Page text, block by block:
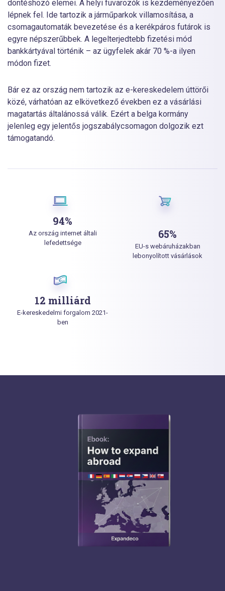
döntéshozó elemei. A helyi fuvarozók is kezdeményezően
lépnek fel. Ide tartozik a járműparkok villamosítása, a
csomagautomaták bevezetése és a kerékpáros futárok is
egyre népszerűbbek. A legelterjedtebb fizetési mód
bankkártyával történik – az ügyfelek akár 70 %-a ilyen
módon fizet.
Bár ez az ország nem tartozik az e-kereskedelem úttörői
közé, várhatóan az elkövetkező években ez a vásárlási
magatartás általánossá válik. Ezért a belga kormány
jelenleg egy jelentős jogszabálycsomagon dolgozik ezt
támogatandó.
94%
Az ország internet általi
lefedettsége
65%
EU-s webáruházakban
lebonyolított vásárlások
12 milliárd
E-kereskedelmi forgalom 2021-
ben